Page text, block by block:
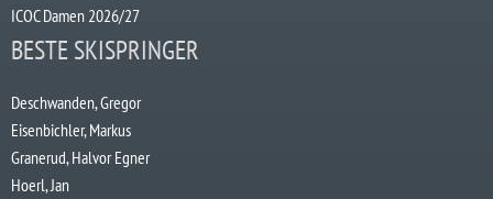
ICOC Damen 2026/27
BESTE SKISPRINGER
Deschwanden, Gregor
Eisenbichler, Markus
Granerud, Halvor Egner
Hoerl, Jan